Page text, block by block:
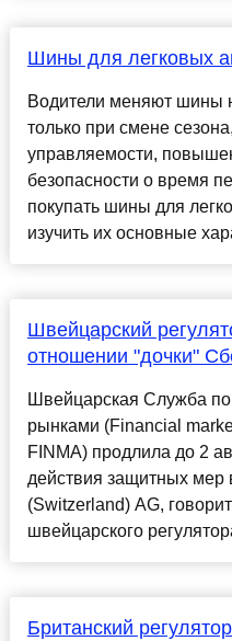
Шины для легковых
Водители меняют шины
только при смене
управляемости,
безопасности о время
покупать шины для
изучить их основные
Швейцарский
отношении "дочки"
Швейцарская Служба
рынками (Financial
FINMA) продлила до 2
действия защитных мер
(Switzerland) AG,
швейцарского
Британский